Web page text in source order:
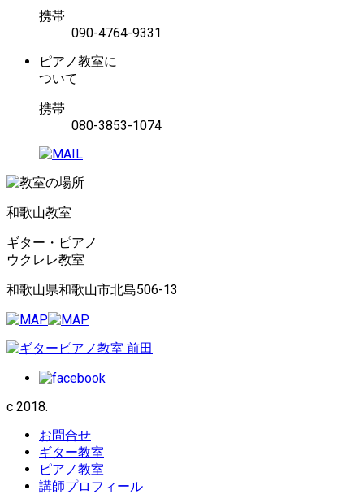
携帯
090-4764-9331
ピアノ教室に
ついて
携帯
080-3853-1074
和歌山教室
ギター・ピアノ
ウクレレ教室
和歌山県和歌山市北島506-13
c 2018.
お問合せ
ギター教室
ピアノ教室
講師プロフィール